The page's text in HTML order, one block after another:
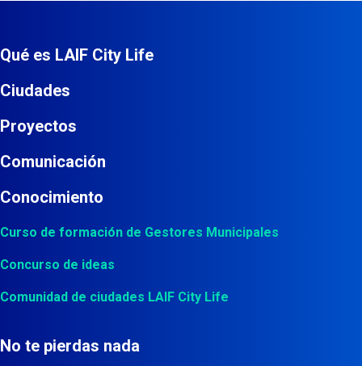
Qué es LAIF City Life
Ciudades
Proyectos
Comunicación
Conocimiento
Curso de formación de Gestores Municipales
Concurso de ideas
Comunidad de ciudades LAIF City Life
No te pierdas nada